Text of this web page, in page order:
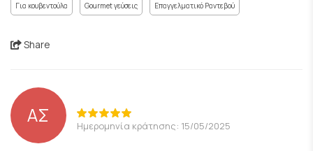
Για κουβεντούλα Gourmet γεύσεις Επαγγελματικό Ραντεβού
Share
ΑΣ Ημερομηνία κράτησης: 15/05/2025